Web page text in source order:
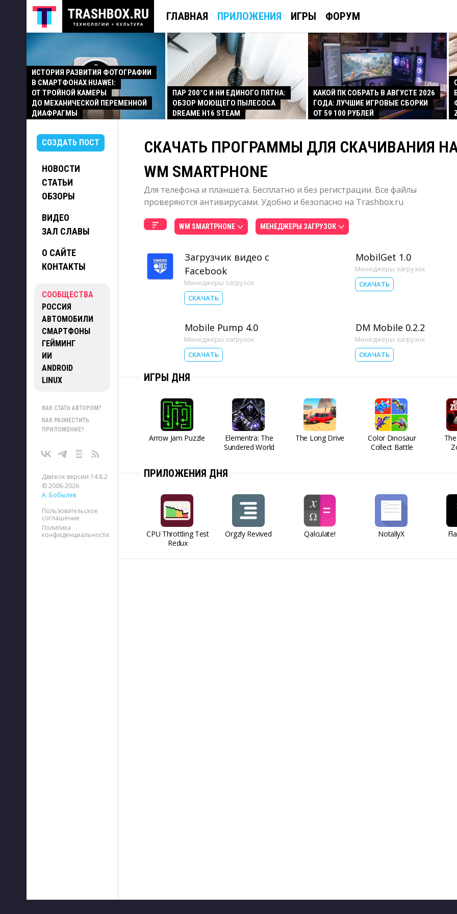
ГЛАВНАЯ ПРИЛОЖЕНИЯ ИГРЫ ФОРУМ
ИСТОРИЯ РАЗВИТИЯ ФОТОГРАФИИ
В СМАРТФОНАХ HUAWEI:
ОТ ТРОЙНОЙ КАМЕРЫ
ДО МЕХАНИЧЕСКОЙ ПЕРЕМЕННОЙ
ДИАФРАГМЫ
ПАР 200°C И НИ ЕДИНОГО ПЯТНА:
ОБЗОР МОЮЩЕГО ПЫЛЕСОСА
DREAME H16 STEAM
КАКОЙ ПК СОБРАТЬ В АВГУСТЕ 2026
ГОДА: ЛУЧШИЕ ИГРОВЫЕ СБОРКИ
ОТ 59 100 РУБЛЕЙ
СОЗДАТЬ ПОСТ
НОВОСТИ
СТАТЬИ
ОБЗОРЫ
ВИДЕО
ЗАЛ СЛАВЫ
О САЙТЕ
КОНТАКТЫ
СООБЩЕСТВА
РОССИЯ
АВТОМОБИЛИ
СМАРТФОНЫ
ГЕЙМИНГ
ИИ
ANDROID
LINUX
КАК СТАТЬ АВТОРОМ?
КАК РАЗМЕСТИТЬ
ПРИЛОЖЕНИЕ?
Движок версии 14.8.2
© 2006-2026
А. Бобылев
Пользовательское
соглашение
Политика
конфиденциальности
СКАЧАТЬ ПРОГРАММЫ ДЛЯ СКАЧИВАНИЯ
WM SMARTPHONE
Для телефона и планшета. Бесплатно и без регистрации. Все файлы
проверяются антивирусами. Удобно и безопасно на Trashbox.ru
WM SMARTPHONE МЕНЕДЖЕРЫ ЗАГРУЗОК
Загрузчик видео с
Facebook
Менеджеры загрузок
СКАЧАТЬ
MobilGet 1.0
Менеджеры загрузок
СКАЧАТЬ
Mobile Pump 4.0
Менеджеры загрузок
СКАЧАТЬ
DM Mobile 0.2.2
Менеджеры загрузок
СКАЧАТЬ
ИГРЫ ДНЯ
Arrow Jam Puzzle
Elementra: The
Sundered World
The Long Drive
Color Dinosaur
Collect Battle
ПРИЛОЖЕНИЯ ДНЯ
CPU Throttling Test
Redux
Orgzly Revived Qalculate! NotallyX